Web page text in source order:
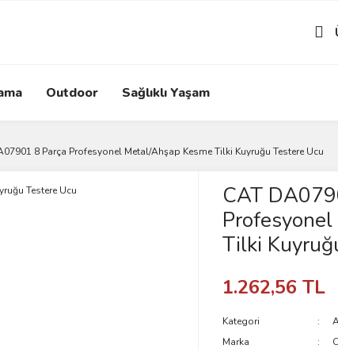
Outdoor Sağlıklı Yaşam
8 Parça Profesyonel Metal/Ahşap Kesme Tilki Kuyruğu Testere Ucu
CAT
Tilki
1.262,56 TL
Kategori
Marka